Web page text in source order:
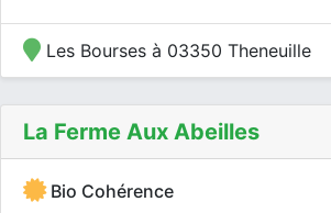
Les Bourses à 03350 Theneuille
La Ferme Aux Abeilles
Bio Cohérence